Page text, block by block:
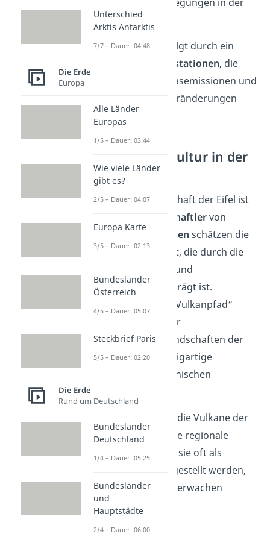
, die auf Bewegungen in der
Erdkruste hinweisen.
Die Überwachung erfolgt durch ein
Messstationen, die
Bodenbewegungen, Gasemissionen und
andere geologische Veränderungen
registrieren.
Tourismus und Kultur in der
Eifel
Die vulkanische Landschaft der Eifel ist
Wissenschaftlervon
Interesse. AuchTouristen schätzen die
einzigartige Landschaft, die durch die
Maare, Vulkankuppen und
Basaltformationen geprägt ist.
Wanderwege
wie der „Vulkanpfad“
führen durch einige der
beeindruckendsten Landschaften der
Region und bieten einzigartige
Ausblicke auf die vulkanischen
Formationen.
Darüber hinaus haben die Vulkane der
Eifel auch Eingang in die regionale
Folklore gefunden, wo sie oft als
schlafende Riesen dargestellt werden,
die eines Tages wieder erwachen
könnten.
Unterschied
Arktis Antarktis
7/7 – Dauer: 04:48
Die Erde
Europa
Alle Länder
Europas
1/5 – Dauer: 03:44
Wie viele Länder
gibt es?
2/5 – Dauer: 04:07
Europa Karte
3/5 – Dauer: 02:13
Bundesländer
Österreich
4/5 – Dauer: 05:07
Steckbrief Paris
5/5 – Dauer: 02:20
Die Erde
Rund um Deutschland
Bundesländer
Deutschland
1/4 – Dauer: 05:25
Bundesländer
und
Hauptstädte
2/4 – Dauer: 06:00